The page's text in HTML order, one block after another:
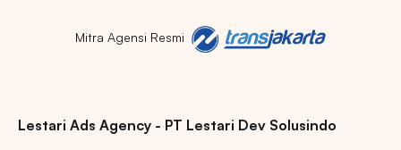
Mitra Agensi Resmi
Lestari Ads Agency - PT Lestari Dev Solusindo